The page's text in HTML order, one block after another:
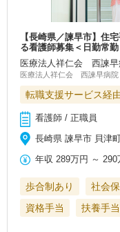
【長崎県／諫早市】住
る看護師募集＜日勤常勤
医療法人祥仁会 西諫早
医療法人祥仁会 西諫早病院
転職支援サービス経
看護師 / 正職員
長崎県 諫早市 貝津
年収 289万円 ～290
歩合制あり 社会
資格手当
扶養手当